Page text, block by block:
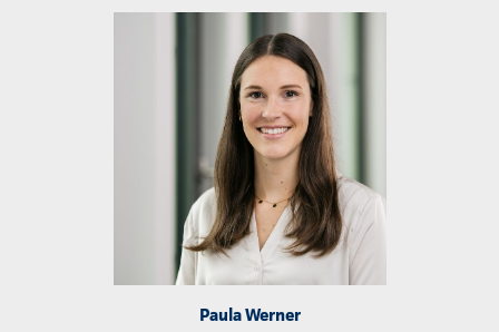
Paula Werner